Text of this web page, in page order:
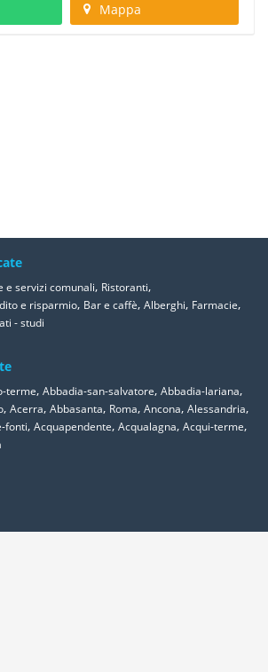
Mappa
e servizi comunali, Ristoranti,
e risparmio, Bar e caffè, Alberghi, Farmacie,
- studi
terme, Abbadia-san-salvatore, Abbadia-lariana,
, Acerra, Abbasanta, Roma, Ancona, Alessandria,
fonti, Acquapendente, Acqualagna, Acqui-terme,